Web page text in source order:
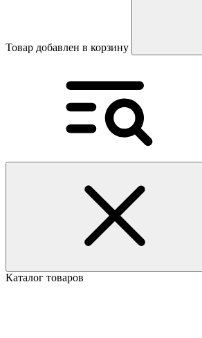
Товар добавлен в корзину
Каталог товаров